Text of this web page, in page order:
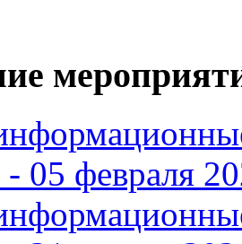
05 февраля